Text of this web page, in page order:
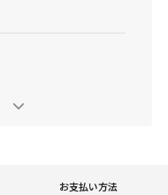
お支払い方法